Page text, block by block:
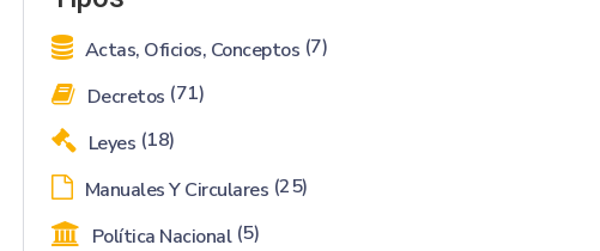
Actas, Oficios, Conceptos (7)
Decretos (71)
Leyes (18)
Manuales Y Circulares (25)
Política Nacional (5)